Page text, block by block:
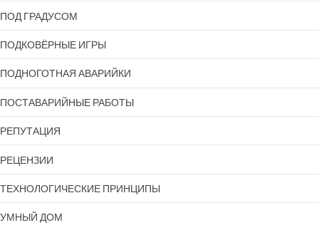
ПОД ГРАДУСОМ
ПОДКОВЁРНЫЕ ИГРЫ
ПОДНОГОТНАЯ АВАРИЙКИ
ПОСТАВАРИЙНЫЕ РАБОТЫ
РЕПУТАЦИЯ
РЕЦЕНЗИИ
ТЕХНОЛОГИЧЕСКИЕ ПРИНЦИПЫ
УМНЫЙ ДОМ